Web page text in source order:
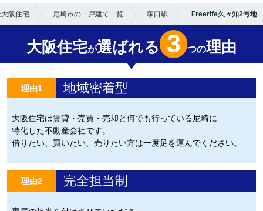
阪住宅 尼崎市の一戸建て一覧 塚口駅 Freerife久々知2号地
大阪住宅が選ばれる 3 つの理由
理由1 地域密着型
大阪住宅は賃貸・売買・売却と何でも行っている尼崎に
特化した不動産会社です。
借りたい、買いたい、売りたい方は一度足を運んでください。
理由2 完全担当制